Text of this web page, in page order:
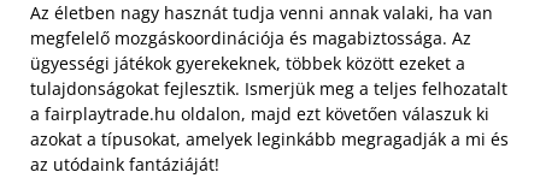
Az életben nagy hasznát tudja venni annak valaki, ha van
megfelelő mozgáskoordinációja és magabiztossága. Az
ügyességi játékok gyerekeknek, többek között ezeket a
tulajdonságokat fejlesztik. Ismerjük meg a teljes felhozatalt
a fairplaytrade.hu oldalon, majd ezt követően válaszuk ki
azokat a típusokat, amelyek leginkább megragadják a mi és
az utódaink fantáziáját!